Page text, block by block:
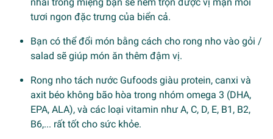
tươi ngon đặc trưng của biển cả.
Bạn có thể đổi món bằng cách cho rong nho vào gỏi /
salad sẽ giúp món ăn thêm đậm vị.
Rong nho tách nước Gufoods giàu protein, canxi và
axit béo không bão hòa trong nhóm omega 3 (DHA,
EPA, ALA), và các loại vitamin như A, C, D, E, B1, B2,
B6,... rất tốt cho sức khỏe.